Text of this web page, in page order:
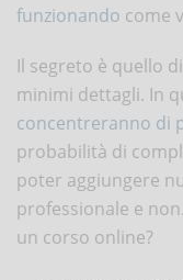
funzionando come
Il segreto è quello
minimi dettagli. In
concentreranno di
probabilità di
poter aggiungere
professionale e
un corso online?